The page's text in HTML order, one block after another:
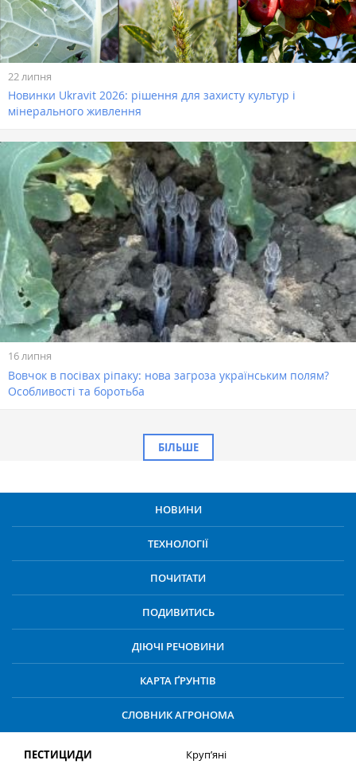
22 липня
Новинки Ukravit 2026: рішення для захисту культур і
мінерального живлення
16 липня
Вовчок в посівах ріпаку: нова загроза українським полям?
Особливості та боротьба
БІЛЬШЕ
НОВИНИ
ТЕХНОЛОГІЇ
ПОЧИТАТИ
ПОДИВИТИСЬ
ДІЮЧІ РЕЧОВИНИ
КАРТА ҐРУНТІВ
СЛОВНИК АГРОНОМА
ПЕСТИЦИДИ
Круп’яні